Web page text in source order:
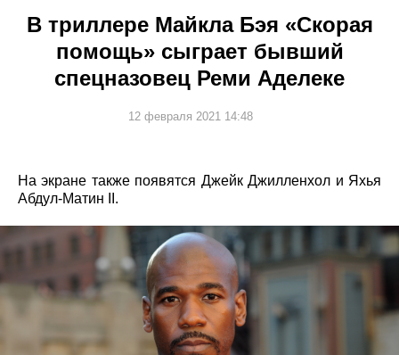
В триллере Майкла Бэя «Скорая
помощь» сыграет бывший
спецназовец Реми Аделеке
12 февраля 2021 14:48
На экране также появятся Джейк Джилленхол и Яхья
Абдул-Матин II.